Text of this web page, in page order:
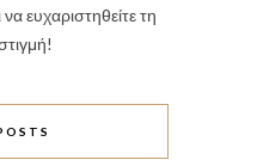
ευχαριστηθείτε τη